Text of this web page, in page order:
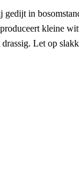
in
kleine
Let op